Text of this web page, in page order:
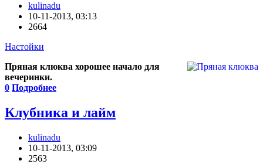
kulinadu
10-11-2013, 03:13
2664
Настойки
Пряная клюква хорошее начало для
вечеринки.
0 Подробнее
Клубника и лайм
kulinadu
10-11-2013, 03:09
2563